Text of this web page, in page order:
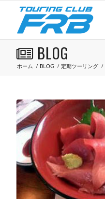
BLOG
ホーム / BLOG / 定期ツーリング /